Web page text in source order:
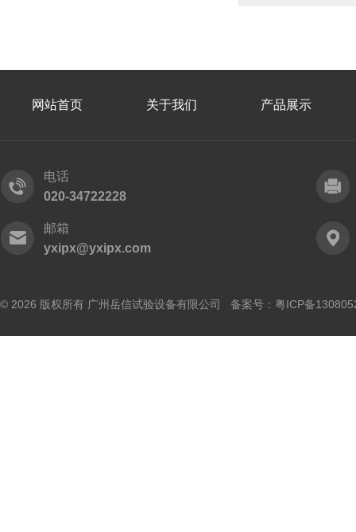
网站首页 关于我们 产品展示
电话
020-34722228
邮箱
yxipx@yxipx.com
© 2026 版权所有 广州岳信试验设备有限公司 备案号： 粤ICP备